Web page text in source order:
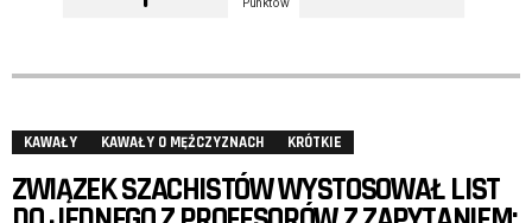
KAWAŁY KAWAŁY O MĘŻCZYZNACH KRÓTKIE
ZWIĄZEK SZACHISTÓW WYSTOSOWAŁ LIST